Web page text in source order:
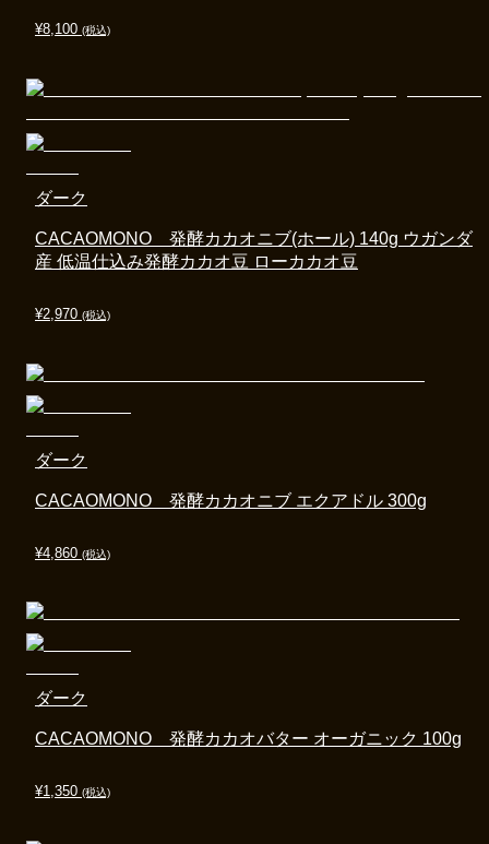
¥8,100 (税込)
¥2,970 (税込)
CACAOMONO 発酵カカオニブ(ホール) 140g ウガンダ
産 低温仕込み発酵カカオ豆 ローカカオ豆
ダーク
¥4,860 (税込)
CACAOMONO 発酵カカオニブ エクアドル 300g
ダーク
¥1,350 (税込)
CACAOMONO 発酵カカオバター オーガニック 100g
ダーク